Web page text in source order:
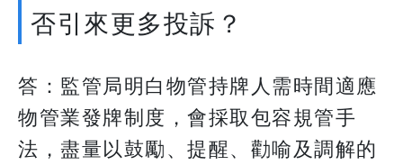
否引來更多投訴？​​​​​​​
答：監管局明白物管持牌人需時間適應
物管業發牌制度，會採取包容規管手
法，盡量以鼓勵、提醒、勸喻及調解的